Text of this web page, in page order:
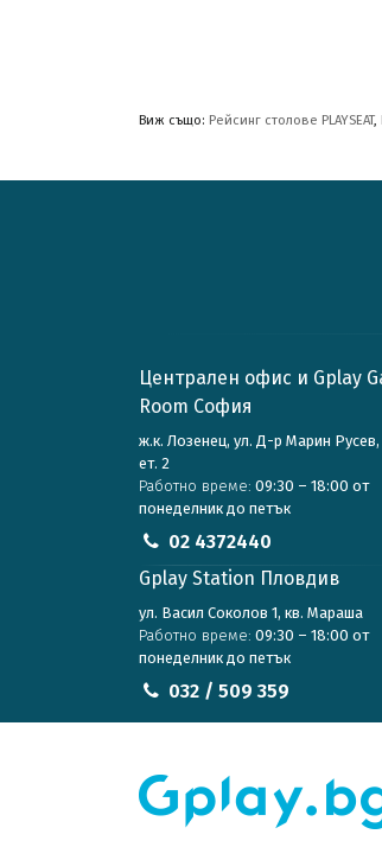
Виж също: Рейсинг столове PLAYSEAT,
Централен офис и Gplay
Room София
ж.к. Лозенец, ул. Д-р Марин
ет. 2
Работно време: 09:30 – 18:00 от
понеделник до петък
02 4372440
Gplay Station Пловдив
ул. Васил Соколов 1, кв. Мараша
Работно време: 09:30 – 18:00 от
понеделник до петък
032 / 509 359